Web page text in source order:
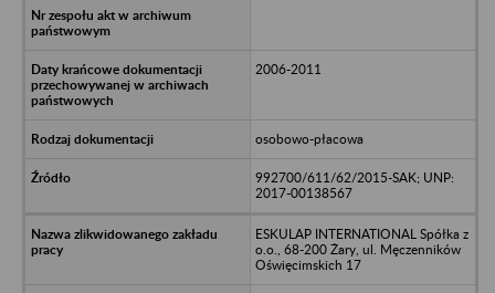
2006-2011
osobowo-płacowa
992700/611/62/2015-SAK; UNP:
2017-00138567
ESKULAP INTERNATIONAL Spółka z
o.o., 68-200 Żary, ul. Męczenników
Oświęcimskich 17